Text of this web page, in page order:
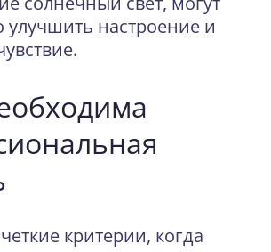
улучшить настроение и
критерии, когда